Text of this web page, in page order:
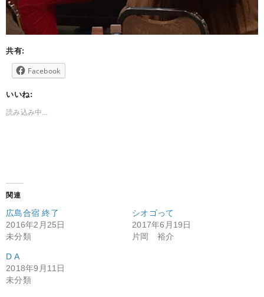
共有:
Facebook
いいね:
読み込み中...
関連
広島合宿 終了
2016年2月25日
未分類
シオゴって
2017年6月19日
片岡 裕介
D A
2018年9月11日
未分類